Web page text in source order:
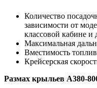
Количество
зависимости от
классовой кабине и
Максимальная
Вместимость
Крейсерская
Размах крыльев A380-